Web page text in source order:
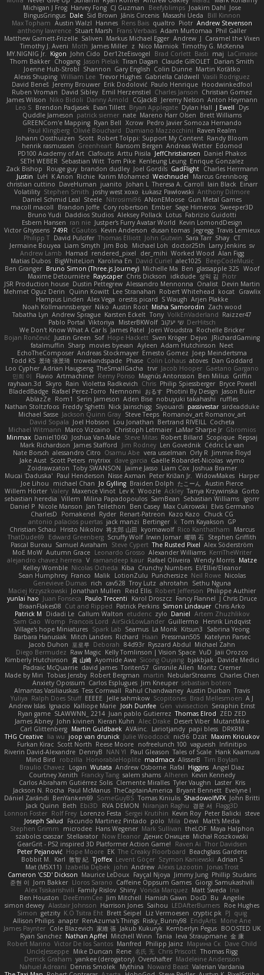
Michigan J Frog Harvey Fong CJ Guzman Beefyblimps Joakim Dahl Jose
BingusGringus Dale Sid Brown Jānis Circenis Masashi Ueda
Bill Kinnon
Max Topham Austin Walzl Hannes Rens Bais qualtro Piotr Andrew Stevenson
anthony lawrence Stuart Marsh Frans Verbaas Adam Murtomaa Phil Galler
Matthew Garnett-Frizelle Saliven Markus Michael Egger Andrew J Caramel the Vixen
Timothy J. Aveni Moth James Miller z Nico Marniok Timothy G. McKenna
MY.NIGNIG Jr. Kigon John Cido Der12teEisvogel Brad Corlett Basti maj LaCimaise
Thom Bakker Chogang Jason Pielak Tiran Dagan Claude GIROLET Darian Smith
Joenne Hub-Strobl Shannon Gary English Colin Dunne Martin Koťátko
Alexis Shuping William Lee Trevor Hughes Gabriella Caldwell Vasili Rodriguez
David Beneš Jeremy Brouwer Erik Dodolović Paulo Henrique Hoodwinkedfool
Ruben Vroman David Sibley Emil Herzenstiel Charles Janson Christian Gomez
James Wilson Niko Bidoli Danny Arnold CGJackB Jeremy Nelson Anton Heymann
Leo S Brendon Padjasek Evan Tillett Bryan Applegate Dylan Hall J Ewell
Dys
Quddle Jameson patrick siemer nate Mareno Harr Olsen Brett Williams
GREENCom'e Mapping Ryan Bell Xcrow Pedro Javier Somoza Hernando
Paul Klingberg Olivié Bouchard Damiano Mazzocchini Raven Realm
Johann Oosthuizen Scott Robert Tolppi: Support My Content Randy Bloom
henrik rasmussen Greenheart Ransom Bergen Andreas Wetter Edomod
PD100 Academy of Art Clafoutis Arttu Piisila JeffChristiansen Daniel Phakos
SETH WEBER Sebastian Witt Tom Pike Kenleung Leung Enrique Gonzalez
Zack Bishop
Rouge guy brandon dudley Joel Gordils GadFlight Charles Herrmann
Justin
LvH K Anon Richie Karim Mohamed Weichnudel
Marcus Grennborg
christian cuttino DaveHuman juanito Johan L Theresa A. Carroll Iain Black Einarr
Volatility Stephen Smith joshy west xoxo Łukasz Pawłowski Anthony Dilmore
Daniel Schmid Leal Steele Nitrosimi96 ANonEMoose Gun Metal Games
macoll macoll
Brandon Joffe Cory robertson Ember Sage Himeros Sweeper3D
Bruno Yudi Daddios Studios Aleksey Pollack Lotus Fabrizio Guidotti
Esbern Hansen ran nie Justper's Furry Avatar World Kevin LomondDesign
Victor Ghyssens 749R CGautos Kevin Anderson dusan tomas Jegregg Travis Lemieux
Philipp T David Pulcifer Thomas Elliott John Gutwin Sara Tarr Shay CT
Jermaine Bouyea Liam Smyth Jim Bob Michael Loh doctor25th Larry Jenkins sv
Andrew Lamb Hamad rendered_pixel der_mihi Worked Wood Alan Figg
Matias Dubos BigWhiteLion Karolina En David Curiel alec1025
BeepCodeMusic
Ben Granger Bruno Simon (Three.js Journey) Michelle Ma Ben glassapple 325 Woof
Maxime Detournière Rayscaper Chris Dickson idkdude 성익 김 Piotr
JSR Production house Dustin Pettegrew Alessandro Mennonna Onalist Devin Martin
Mehmet Oguz Derin
Quinn Kowitt Lee Stranahan Robert Whitehead kocat Grawlix
Hampus Linden Alex Vega orestis picard S Waugh Arjen Plakke
Noah Kollmannsberger Niko Austin Root Misha Samorodin Zach wood
Tabatha Lyn Andrew Sprague Karsten Eckelt Tony VolkEnVaderland Raizzer47
Pablo Portal Viktoriya MisterBKWolf שי יעקוב DerHitsch
We Don't Know What A Car Is James Patel Joeri Woudstra Rochelle Bricker
Bojan Rončević Justin Green Sof Hope Hackett Sven Kröger Dejvo
JRichardGaming
fatalmuffin Sharp movies byevan Ayleen Adam Hutchinson Neet
EchoTheComposer Andreas Stockmayer Ernesto Gomez Joep Meindertsma
Todd KS 景琦 张景琦 trowelandspade Phase Colin Lohaus atoves Dan Goddard
Loo Cypher Adrian Haugseng TheSmallGacha trvr Jacob Hooper Gaetano Gargano
민희 이
Flavio Artmachiner Remy Ponso Magnús Antonsson Ben Milius Griffin
rayhaan.3d
Skyro Rain Violetta Radkevich Chris Philip Spiessberger Bryce Powell
BladedBadge Rafael Perez-Torro Nemnomi おるす Photini By Design Jason Buier
AblazZe Rom1 Serin Jameson Aden Bise nobuyuki takahashi
ruffles
Nathan Stoltzfoos Freddy Sghetti Nick Jainschigg Siyouardi passivestar sirdeadduke
Michael Sasse Jackson Quinn Gray Steve Teeps Romanov_art Romanov_art
David Sopala Joel Hobson Lou Jonathan Bertrand RIVEILL Cocheta
Michael Witmann Marco Vizcaino Christoph Letmaier LaMar Sharpe Jr Gbromios
Minmax Daniel1060 Joshua Van-Male Steve Mitas Robert Billard Scopique Repsaj
Mark Richardson James Stafford Jim Rodney Len Govednik Cédric Le van
Nate Borsch alessandro Citro Osamu Abe vera usselman Orly R Jimmie Floyd
Jake Aust Scott Peters mytrixx dave garcia Gaëlle Robardet-Nicolas wymo
Zoidrawzaton Toby SWANSON Jaime Jasso Liam Cox Joshua Bramer
Mucai 'Daduska' Paul Henderson Nisse Axman Peter Križan Jr. WidowMakes Harper
Joe Lihou
michael Chan Jo Gylling Braiden Dolph たこーん Austin Pierce
Willem Hörter Valery Maxence Vinot Lev K Woozle Ackley Tanya Krzywinska Gorto
sebastian heredia Villem Milina Papadopoulos SamBean Sebastian Williams igorrr
Daniel P Nicole Manson Jan Tellethon Ben Casey Max Cukrowski Elvis Germano
CharlesD
Pomakenel Ryder Renart-Patreon Kazo Kazo
Chuck CG
antonio palacios puertas jack manzi Bertinger k Tom Kayakson GP
Christian Schau
Hristo Nikolov 将太郎 山田 kyomawolf Rico Kanthatham
Marcus
ThatDude69
Edward Greenberg Scruffy Wolf Irwin Jomar 曜萌 石 Stephen Griffith
Pascal Bureau Samuel Avraham Steve Cypert The Rusted Pixel Alex Söderström
MoE MoW Autumn Grace Leonardo Grosso Alexander Williams KerriTheWriter
alejandro chavez herrera V ramandeep kaur Rafael Oliveira Wendy Morris Matze
Kelley Womble Nicolas Ocheda Kiba Crunchy Numbers El/Ellie/Eleanor
Sean Humphrey Franco Malik LotionZulu Punchersize Neil Rowe Nicolas
Genevieve Dumas rich cav528 Troy Lutz ahrotahn
Sethu Nguna
Maciej Krzyszkowski Jonathan Mullen Reid Ellis Robert Jefferson Philippe Authier
yunlai hao Juan Fonseca Paulo Trecenti Karol Droszcz Fancy Flannel J Chris Druce
BraanFlakes08 Cut and Ripped Patrick Perkins Simon Lindauer Chris Arko
Patrick M
Didadi Le Callum Walton etudenc zylo Daniel Artem Zhuzhlikov
Sam Gao Womp Francois Lord AirSickLowLander Guillermo
Henrik Lindqvist
Village's hope Miniatures Spark Lab Seamus La Monk Kitsun3
Sabrina Yeong
Barbara Hanusiak Mitch Landers Richard Haan Pressman505
Katelynn Parsec
Jacob Duhon 포로루 Deborah 84d93r Ryszard Abdul Michael Zahn
Diego Bermudez Raw Magic Kelly Tomlinson | Vision Space VuD Jaii Orozco
Kimberly Hutchinson 貴 山崎 Ayomide Awe Sicong Ouyang bjakbjak Davide Medici
Padraic McQuarrie david james Toriten57 Ginsnile Allen Moritz Cremer
Made by Miri Tobias Jensby Robert Bergman martin NebularStreams Charles Chen
Anxiety Opossum Carlos Esplugues Jim Kneuper sebastian botero
Almantas Vasiliauskas Tess Cornwall Rahul Chandwaney Austin Durban Travis
Yuliya Ralph Does Stuff EEEEE Jelle sahmkow Scopitones Brad Mellesmoen A J
Andrew Islas Ignacio Kalliope Marie Josh Dunfee Gen viviisection Seraphin Ernst
Ryan game SLAWWNN_ 2214 Juan pablo Gutierrez Thomas Elrod ZED ZED
James Abney John kivinen Kieran Kuhn Alec Drake Desert Viber MutantMike
Carl Glittenberg Martin Guldbaek AVAinc. Lariotjandy papi bless DRKRM
THG Creative lia wu joop van drunick Julie Woodcock nic96 Dzät Maxim Krioukov
Furkan Kirac Scott North Reese Moore nofreelunch 100 vagueish Infinitipo
Riverin David-Alexandre DennyB NAN YI Paul Gleason Tales of Scale Hank Kaamura
Mind Bird
robzilla HonorableHoplite madmacx AlisserB Tim Boylan
Braulio Chavez
Logan Wutata Andrew Osborne Rafal Higgins Angel Diaz
Courtney Xenith Francky Tang salem shams Alheren Kevin Kennedy
Carlos Abraham Gutiérrez Solis Clemente Miralles Tyler Vaughn Laster Kris
Jackson N. Rocha Paul McManus TheCaptainAmerica Bryant Bennett Evelyne I
Dániel Zarándi BenYanken69 SomeGuyBS Tomas Kiniulis ShadowolfVFX John Britti
Jack Quinn Beth Ebi3D RVA DEMON Niranjan Raghu 경문 서 Flagg3D
Lonnon Foster Rolf Frey Lorenzo Festa Sergei Krutihin Kevin Roy Peter Balicki steve
Joseph Salud
Facundo Martinez Pintado polo Mila Dewi
Matt's Media
Stephen Grimm
microdee Hans Wegener Mark Sullivan theLOF Maya Halphon
szabolcs csaszar Stellarator Now Eleanor Денис Оницев Michał Roszkowski
GearGrit - PS2 inspired 3D Platformer Action Game!
Raven Ai Thor Davidsen
Peter Pejanović Hope Moore EK The Creaky Floorboard Beachglass Gardens
Bobbit M. Karl 敦智 紀 Tjoffex Levent Göçer Szymon Kaniewski Adrian S
Mat (M5X11) Izabella Dębek john Andrew Alexis Lazootin
Jonas Trost
Cameron 'CSD' Dickson Maurice LeDoux Fayçal Njoya Jimmy Jung Phillip Studans
준현 이 Jorn Bakker Lloros Sarano Caffeine Oppsum Games Giorgi Samukashvili
Alex Tsiskarishvili Family Rislov Shiny Vonda Marquez Matt Sweda Ina
Ben Houston
DeeEmmCee Jim Mitchell Hamish Gawn DocD Bu Angelie
simon dewey Alastair Johnson Harrison Jones Saihou LEDAfterBurners Roe Hughes
Simon getzity K.O Tsitra Eht Brett Seipel Liz Vermoesen cryptic pk PJ quig
Allison Philips anaptr RenAzuma's Things Risky_Bunny98 EndyArts Mone Ane
James Paynter Cole Blazevich 家維 張 Jakub Kukuryk Kemberlyn Pegus BOOSTED UK
Ryan Sanchez Nathan Apffel Mitchell Winn Tania Ieva Straupmane 金 康
Robert Marino Victor De los Santos Manfred Philipp Jainz Марина Ск Dave Child
UncleJesseppe Mike Duncan Rene 名氏 无 Chris Priscott Thomas Rigg
Derrick Graham yankee (derogatory) Overshafter Madeleine Andersson
Nahuel Adreani Dennis Smolek Mythina Noward Beast Valerian Vardania